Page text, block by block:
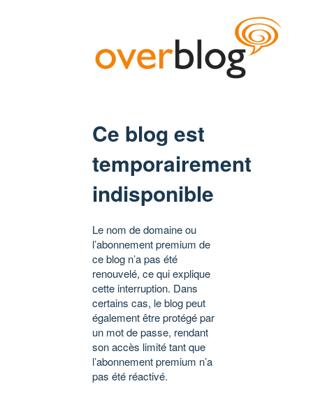
Ce blog est
temporairement
indisponible
Le nom de domaine ou
l’abonnement premium de
ce blog n’a pas été
renouvelé, ce qui explique
cette interruption. Dans
certains cas, le blog peut
également être protégé par
un mot de passe, rendant
son accès limité tant que
l’abonnement premium n’a
pas été réactivé.